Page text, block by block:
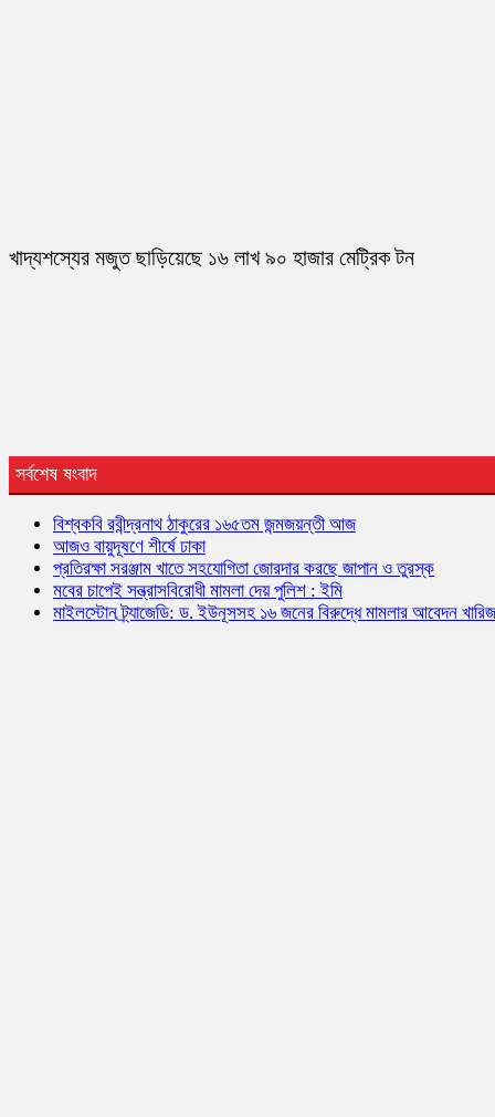
খাদ্যশস্যের মজুত ছাড়িয়েছে ১৬ লাখ ৯০ হাজার মেট্রিক টন
সর্বশেষ ষংবাদ
বিশ্বকবি রবীন্দ্রনাথ ঠাকুরের ১৬৫তম জন্মজয়ন্তী আজ
আজও বায়ুদূষণে শীর্ষে ঢাকা
প্রতিরক্ষা সরঞ্জাম খাতে সহযোগিতা জোরদার করছে জাপান ও তুরস্ক
মবের চাপেই সন্ত্রাসবিরোধী মামলা দেয় পুলিশ : ইমি
মাইলস্টোন ট্র্যাজেডি: ড. ইউনূসসহ ১৬ জনের বিরুদ্ধে মামলার আবেদন খারিজ